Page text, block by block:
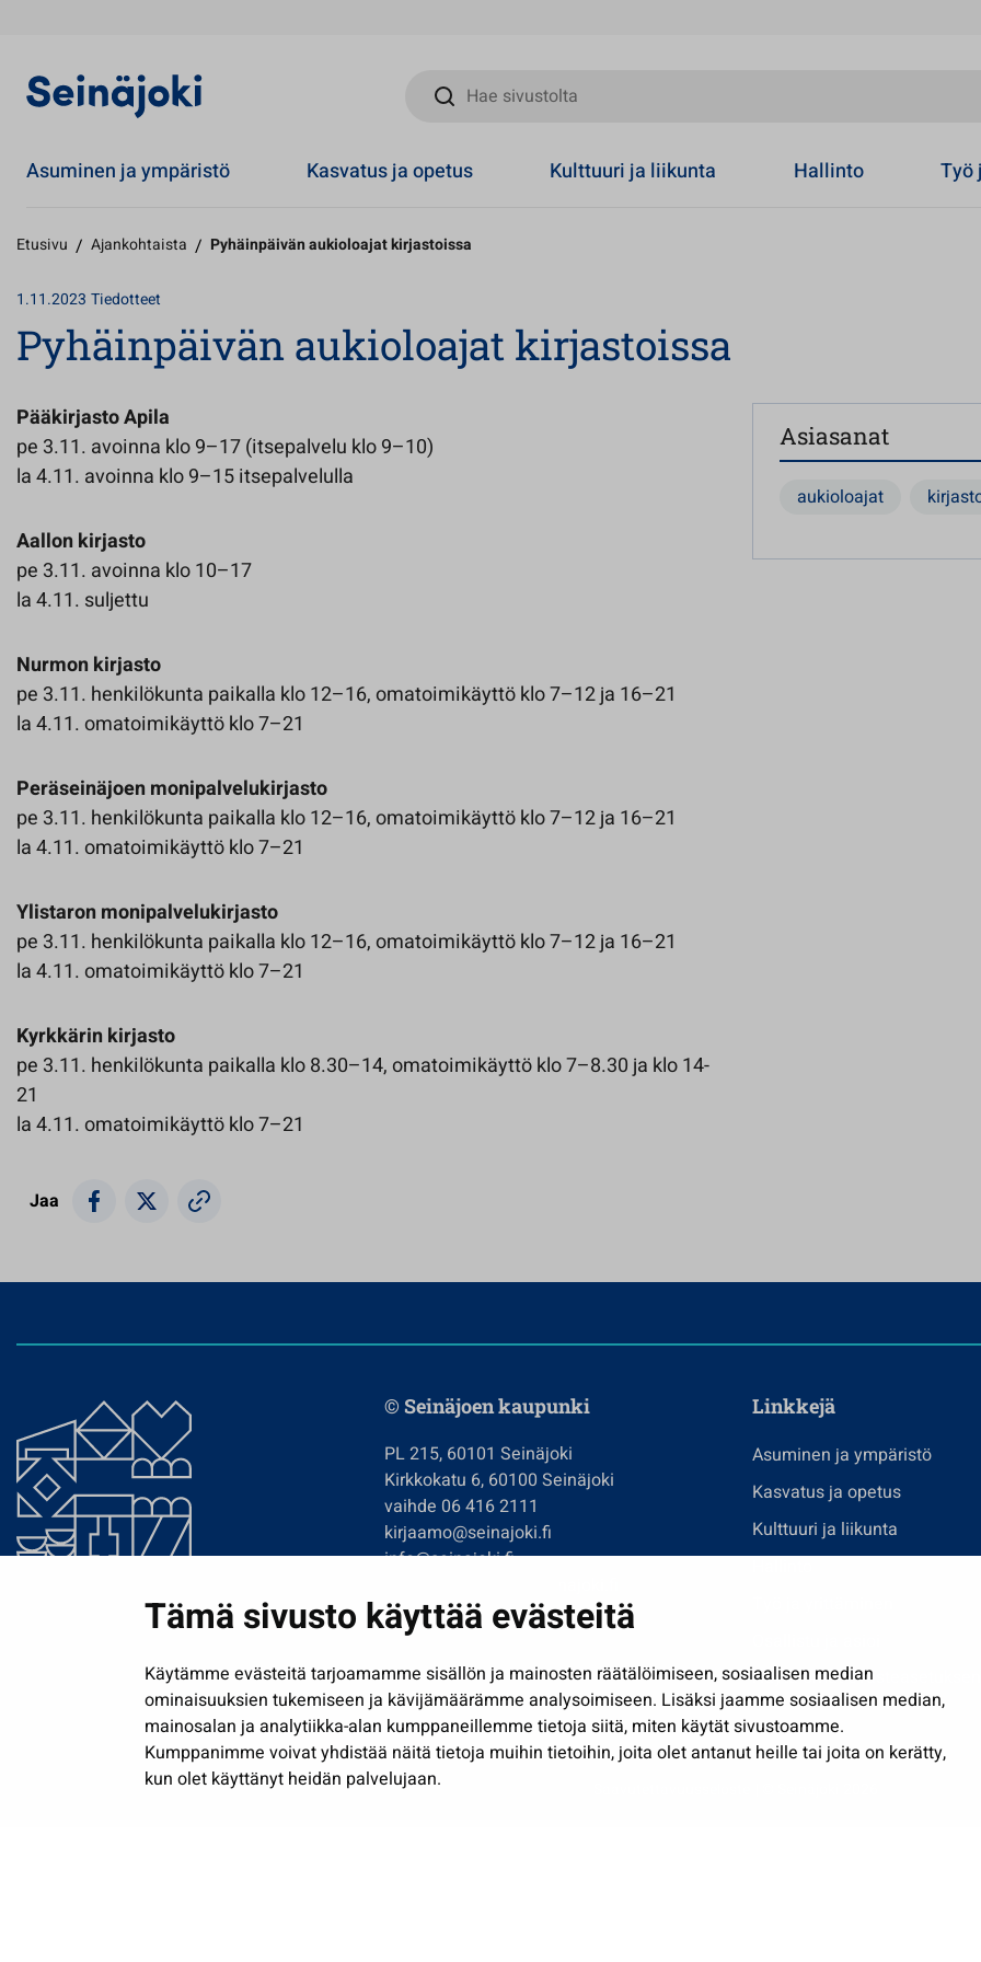
Tämä sivusto käyttää evästeitä
Käytämme evästeitä tarjoamamme sisällön ja mainosten räätälöimiseen, sosiaalisen median
ominaisuuksien tukemiseen ja kävijämäärämme analysoimiseen. Lisäksi jaamme sosiaalisen median,
mainosalan ja analytiikka-alan kumppaneillemme tietoja siitä, miten käytät sivustoamme.
Kumppanimme voivat yhdistää näitä tietoja muihin tietoihin, joita olet antanut heille tai joita on kerätty,
kun olet käyttänyt heidän palvelujaan.
Hae sivustolta
Asuminen ja ympäristö Kasvatus ja opetus Kulttuuri ja liikunta Hallinto Työ
Etusivu / Ajankohtaista / Pyhäinpäivän aukioloajat kirjastoissa
1.11.2023 Tiedotteet
Pyhäinpäivän aukioloajat kirjastoissa
Pääkirjasto Apila
pe 3.11. avoinna klo 9–17 (itsepalvelu klo 9–10)
la 4.11. avoinna klo 9–15 itsepalvelulla
Aallon kirjasto
pe 3.11. avoinna klo 10–17
la 4.11. suljettu
Nurmon kirjasto
pe 3.11. henkilökunta paikalla klo 12–16, omatoimikäyttö klo 7–12 ja 16–21
la 4.11. omatoimikäyttö klo 7–21
Peräseinäjoen monipalvelukirjasto
pe 3.11. henkilökunta paikalla klo 12–16, omatoimikäyttö klo 7–12 ja 16–21
la 4.11. omatoimikäyttö klo 7–21
Ylistaron monipalvelukirjasto
pe 3.11. henkilökunta paikalla klo 12–16, omatoimikäyttö klo 7–12 ja 16–21
la 4.11. omatoimikäyttö klo 7–21
Kyrkkärin kirjasto
pe 3.11. henkilökunta paikalla klo 8.30–14, omatoimikäyttö klo 7–8.30 ja klo 14-
21
la 4.11. omatoimikäyttö klo 7–21
Jaa
Asiasanat
aukioloajat
© Seinäjoen kaupunki
PL 215, 60101 Seinäjoki
Kirkkokatu 6, 60100 Seinäjoki
vaihde 06 416 2111
kirjaamo@seinajoki.fi
info@seinajoki.fi
Tilaa uutiskirje
Linkkejä
Asuminen ja ympäristö
Kasvatus ja opetus
Kulttuuri ja liikunta
Näytä omat evästeasetukseni